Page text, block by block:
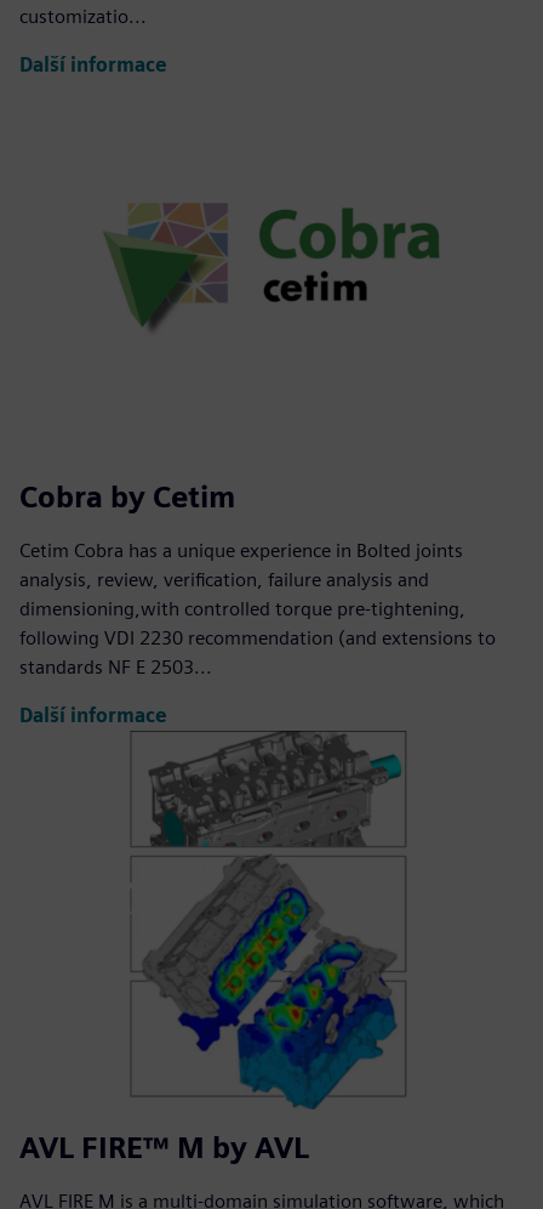
customizatio...
Další informace
Cobra by Cetim
Cetim Cobra has a unique experience in Bolted joints
analysis, review, verification, failure analysis and
dimensioning,with controlled torque pre-tightening,
following VDI 2230 recommendation (and extensions to
standards NF E 2503...
Další informace
AVL FIRE™ M by AVL
AVL FIRE M is a multi-domain simulation software, which